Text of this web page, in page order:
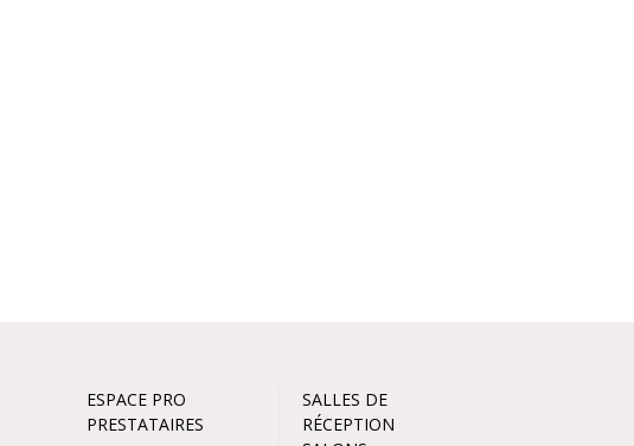
ESPACE PRO
PRESTATAIRES
SALLES DE
RÉCEPTION